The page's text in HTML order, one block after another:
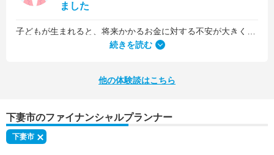
ました
何より、とても親身になって対応してくださって大満足。うちと同じように子どもの将来のお金のことで悩んでいる友人にも教えました。
続きを読む
他の体験談はこちら
下妻市のファイナンシャルプランナー
下妻市